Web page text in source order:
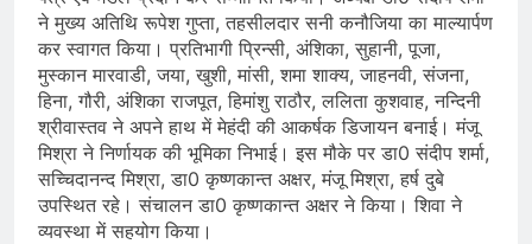
ने मुख्य अतिथि रूपेश गुप्ता, तहसीलदार सनी कनौजिया का माल्यार्पण
कर स्वागत किया। प्रतिभागी प्रिन्सी, अंशिका, सुहानी, पूजा,
मुस्कान मारवाडी, जया, खुशी, मांसी, शमा शाक्य, जाहनवी, संजना,
हिना, गौरी, अंशिका राजपूत, हिमांशु राठौर, ललिता कुशवाह, नन्दिनी
श्रीवास्तव ने अपने हाथ में मेहंदी की आकर्षक डिजायन बनाई। मंजू
मिश्रा ने निर्णायक की भूमिका निभाई। इस मौके पर डा0 संदीप शर्मा,
सच्चिदानन्द मिश्रा, डा0 कृष्णकान्त अक्षर, मंजू मिश्रा, हर्ष दुबे
उपस्थित रहे। संचालन डा0 कृष्णकान्त अक्षर ने किया। शिवा ने
व्यवस्था में सहयोग किया।